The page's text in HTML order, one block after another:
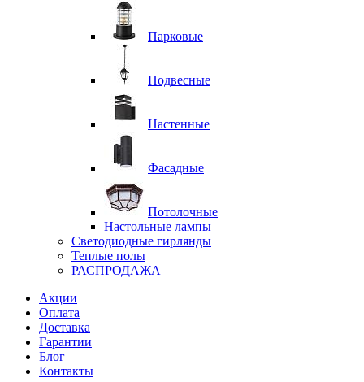
Парковые
Подвесные
Настенные
Фасадные
Потолочные
Настольные лампы
Светодиодные гирлянды
Теплые полы
РАСПРОДАЖА
Акции
Оплата
Доставка
Гарантии
Блог
Контакты